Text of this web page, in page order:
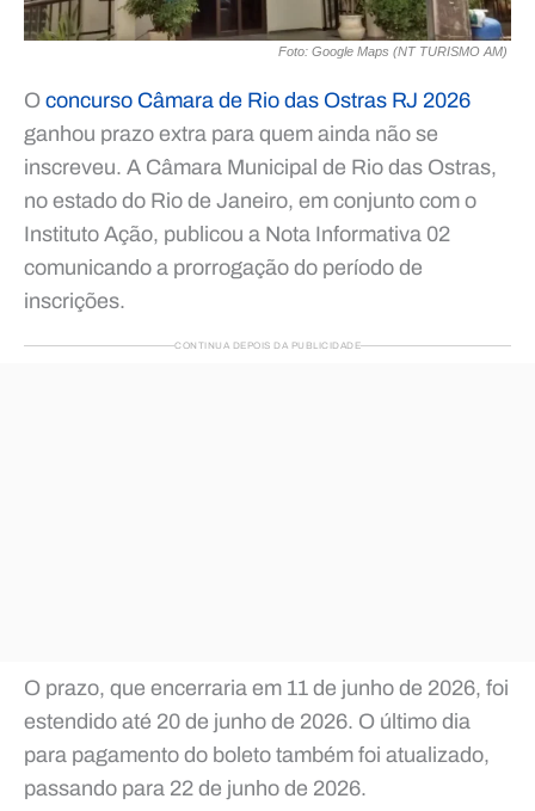
Foto: Google Maps (NT TURISMO AM)
O concurso Câmara de Rio das Ostras RJ 2026
ganhou prazo extra para quem ainda não se
inscreveu. A Câmara Municipal de Rio das Ostras,
no estado do Rio de Janeiro, em conjunto com o
Instituto Ação, publicou a Nota Informativa 02
comunicando a prorrogação do período de
inscrições.
CONTINUA DEPOIS DA PUBLICIDADE
O prazo, que encerraria em 11 de junho de 2026, foi
estendido até 20 de junho de 2026. O último dia
para pagamento do boleto também foi atualizado,
passando para 22 de junho de 2026.